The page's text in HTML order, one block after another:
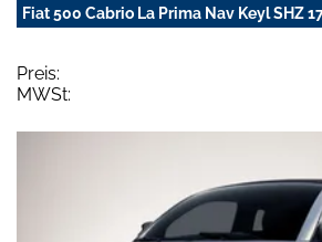
Fiat 500 Cabrio La Prima Nav Keyl SHZ
Preis:
MWSt: